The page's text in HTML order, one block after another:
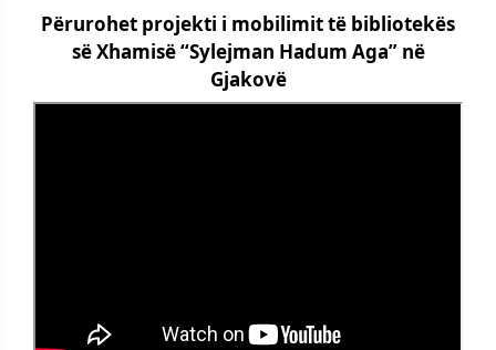
Përurohet projekti i mobilimit të bibliotekës
së Xhamisë “Sylejman Hadum Aga” në
Gjakovë